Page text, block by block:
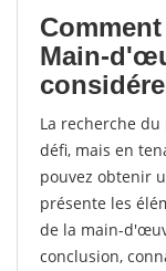
Main-
La recherche
défi, mais en
pouvez obtenir
présente les
de la main-
conclusion,